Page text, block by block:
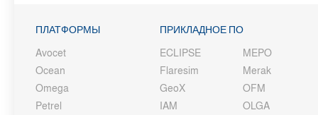
ПЛАТФОРМЫ
Avocet
Ocean
Omega
Petrel
ПРИКЛАДНОЕ ПО
ECLIPSE
Flaresim
GeoX
IAM
MEPO
Merak
OFM
OLGA